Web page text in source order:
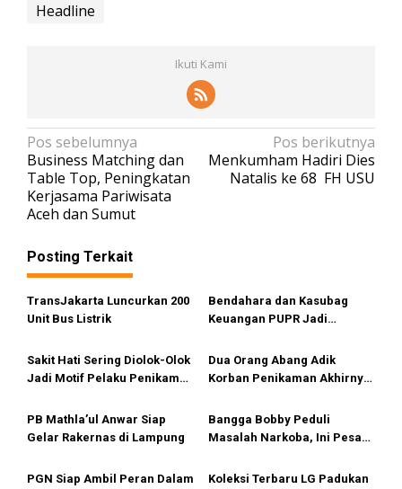
Headline
Ikuti Kami
N
a
v
i
g
a
s
i
o
Pos sebelumnya
Business Matching dan
Table Top, Peningkatan
Kerjasama Pariwisata
Aceh dan Sumut
Pos berikutnya
Menkumham Hadiri Dies
Natalis ke 68 FH USU
Posting Terkait
TransJakarta Luncurkan 200
Unit Bus Listrik
Bendahara dan Kasubag
Keuangan PUPR Jadi
Sakit Hati Sering Diolok-Olok
Jadi Motif Pelaku Penikaman
Dua Orang Abang Adik
Korban Penikaman Akhirnya
PB Mathla’ul Anwar Siap
Gelar Rakernas di Lampung
Bangga Bobby Peduli
Masalah Narkoba, Ini Pesan
PGN Siap Ambil Peran Dalam
Koleksi Terbaru LG Padukan